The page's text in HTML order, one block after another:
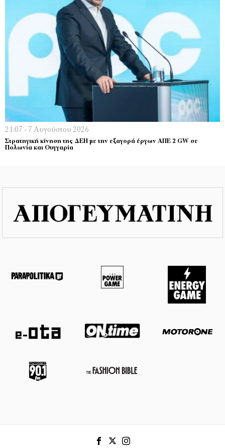
21:07 - 7 Αυγούστου 2026
Στρατηγική κίνηση της ΔΕΗ με την εξαγορά έργων ΑΠΕ 2 GW σε
Πολωνία και Ουγγαρία